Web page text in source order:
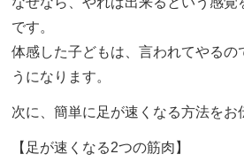
です。
体感した子どもは、言われてやるの
うになります。
次に、簡単に足が速くなる方法をお
【足が速くなる2つの筋肉】